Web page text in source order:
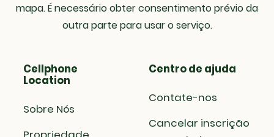
mapa. É necessário obter consentimento prévio da
outra parte para usar o serviço.
Cellphone
Location
Sobre Nós
Centro de ajuda
Contate-nos
Cancelar inscrição